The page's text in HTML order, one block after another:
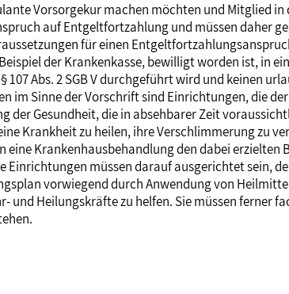
Vorsorgekur machen möchten und Mitglied
auf Entgeltfortzahlung und müssen daher
für einen
der Krankenkasse, bewilligt worden ist, in
Abs. 2 SGB V durchgeführt wird und keinen
im Sinne der Vorschrift sind Einrichtungen, die
der Gesundheit, die in absehbarer Zeit
Krankheit zu heilen, ihre Verschlimmerung zu
eine Krankenhausbehandlung den dabei erzielten
Einrichtungen müssen darauf ausgerichtet sein,
vorwiegend durch Anwendung von
und Heilungskräfte zu helfen. Sie müssen ferner